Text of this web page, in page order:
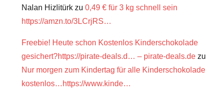
Nalan Hizlitürk zu 0,49 € für 3 kg schnell sein
https://amzn.to/3LCrjRS…
Freebie! Heute schon Kostenlos Kinderschokolade
gesichert?https://pirate-deals.d… – pirate-deals.de zu
Nur morgen zum Kindertag für alle Kinderschokolade
kostenlos…https://www.kinde…